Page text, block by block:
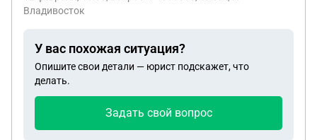
летний, мать и отец в разводе, на алименты мать
которую подарил сыну! Подскажите действия
матери в этой ситуации.
Владивосток
У вас похожая ситуация?
Опишите свои детали — юрист подскажет, что
делать.
Задать свой вопрос